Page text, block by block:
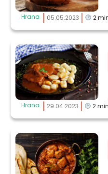
Hrana 05.05.2023 2
Hrana 29.04.2023 2